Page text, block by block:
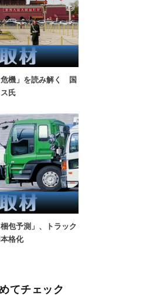
危機」を読み解く 国
氏
包予測」、トラック
格化
てチェック